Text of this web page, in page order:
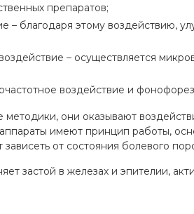
препаратов;
– благодаря этому воздействию,
– осуществляется
воздействие и
они оказывают
имеют принцип работы,
зависеть от состояния болевого
застой в железах и эпителии,